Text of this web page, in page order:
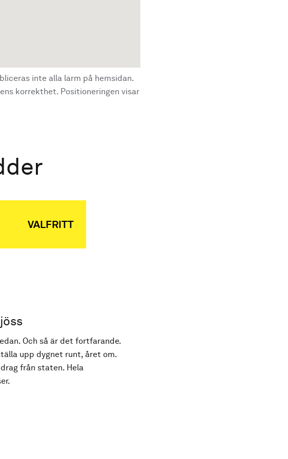
inte alla larm på hemsidan.
korrekthet. Positioneringen visar
VALFRITT
Och så är det fortfarande.
upp dygnet runt, året om.
från staten. Hela